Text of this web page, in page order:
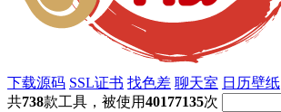
下载源码 SSL证书 找色差 聊天室 日历壁纸
共738款工具，被使用40177135次